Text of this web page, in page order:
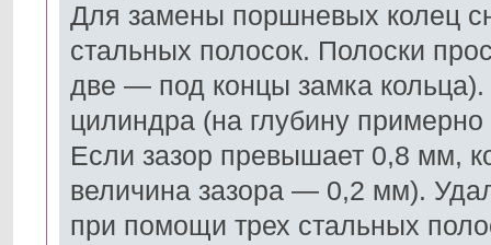
Для замены поршневых колец
стальных полосок. Полоски
две — под концы замка кольца).
цилиндра (на глубину
Если зазор превышает 0,8 мм,
величина зазора — 0,2 мм).
при помощи трех стальных